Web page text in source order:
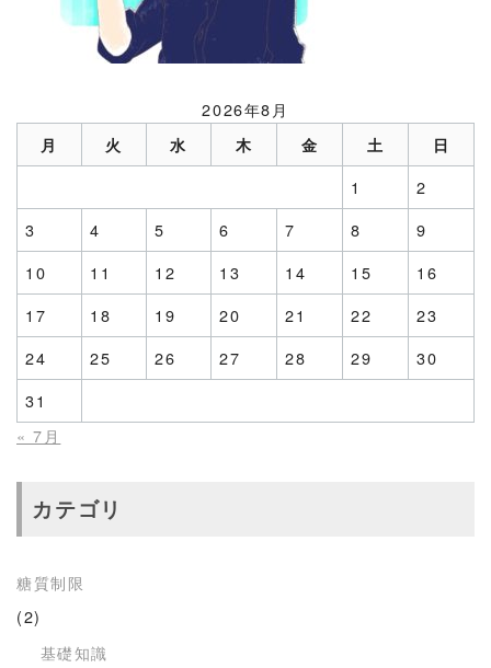
2026年8月
月 火 水 木 金 土 日
1
2
3
4 5 6 7 8
9
10
11 12 13 14 15
16
17
18 19 20 21 22
23
24
25 26 27 28 29
30
31
« 7月
カテゴリ
糖質制限
(2)
基礎知識